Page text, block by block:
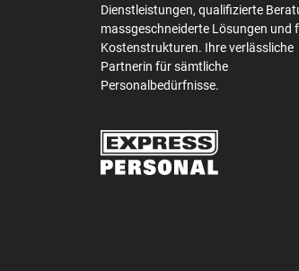
Dienstleistungen, qualifizierte
massgeschneiderte Lösungen und
Kostenstrukturen. Ihre verlässliche
Partnerin für sämtliche
Personalbedürfnisse.